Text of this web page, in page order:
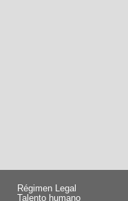
Régimen Legal
Talento humano